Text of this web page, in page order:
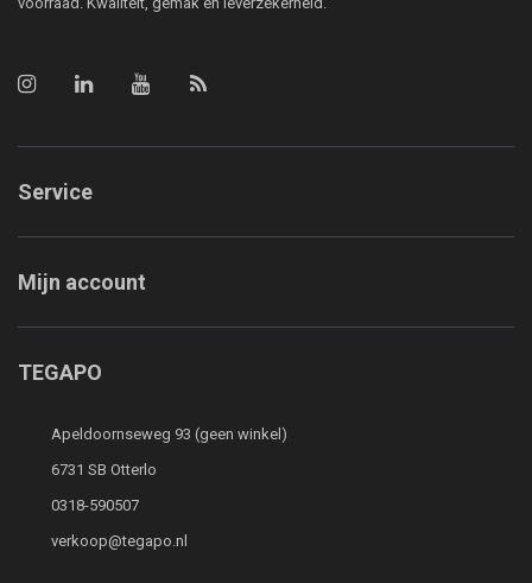
Service
Mijn account
TEGAPO
Apeldoornseweg 93 (geen winkel)
6731 SB Otterlo
0318-590507
verkoop@tegapo.nl